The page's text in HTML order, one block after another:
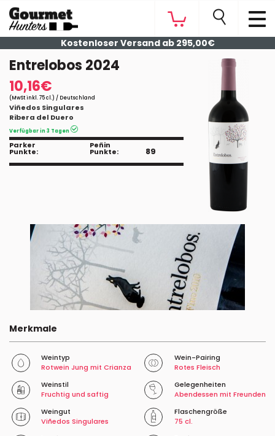
Kostenloser Versand ab 295,00€
Entrelobos 2024
10,16€
(MwSt inkl. 75 cl.) / Deutschland
Viñedos Singulares
Ribera del Duero
Verfügbar in 3 Tagen
Parker
Punkte:
Peñin
Punkte: 89
Merkmale
Weintyp
Rotwein Jung mit Crianza
Wein-Pairing
Rotes Fleisch
Weinstil
Fruchtig und saftig
Gelegenheiten
Abendessen mit Freunden
Weingut
Viñedos Singulares
Flaschengröße
75 cl.